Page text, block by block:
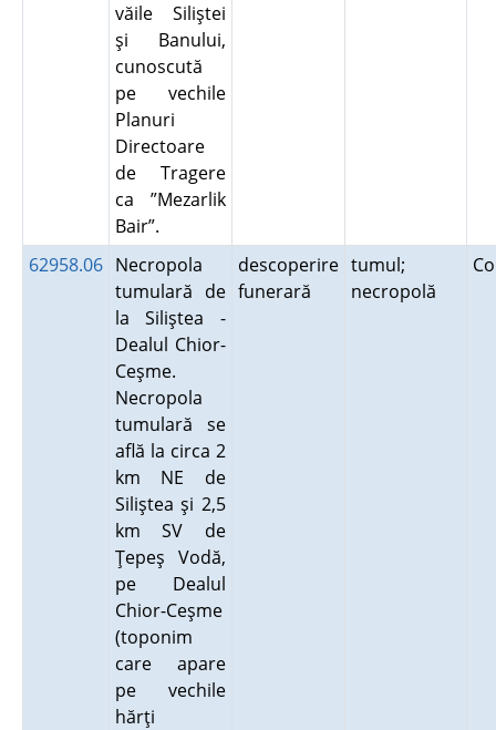
văile Siliştei
şi Banului,
cunoscută
pe vechile
Planuri
Directoare
de Tragere
ca ”Mezarlik
Bair”.
62958.06 Necropola
tumulară de
la Siliştea -
Dealul Chior-
Ceşme.
Necropola
tumulară se
află la circa 2
km NE de
Siliştea şi 2,5
km SV de
Ţepeş Vodă,
pe Dealul
Chior-Ceşme
(toponim
care apare
pe vechile
hărţi
descoperire
funerară
tumul;
necropolă